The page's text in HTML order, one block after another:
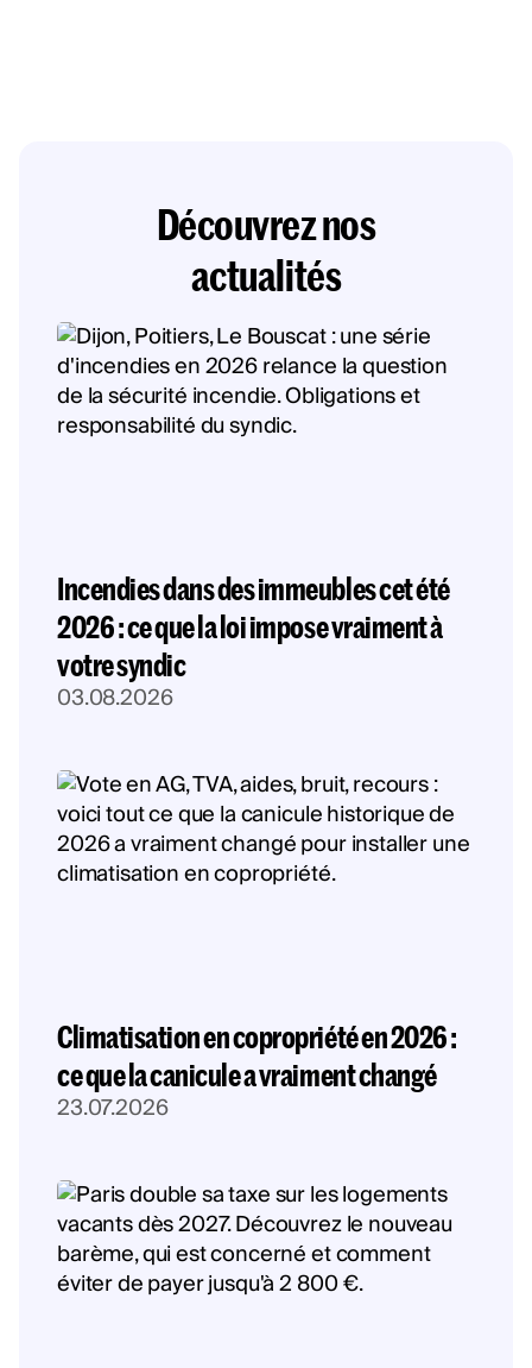
Découvrez nos
actualités
Incendies dans des immeubles cet été
2026 : ce que la loi impose vraiment à
votre syndic
03.08.2026
Climatisation en copropriété en 2026 :
ce que la canicule a vraiment changé
23.07.2026